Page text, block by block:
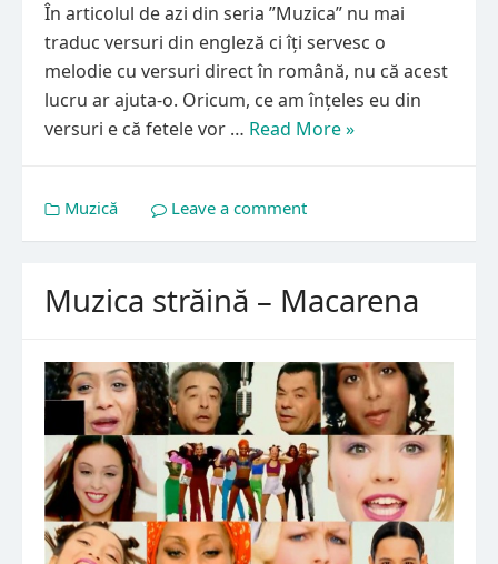
În articolul de azi din seria ”Muzica” nu mai
traduc versuri din engleză ci îți servesc o
melodie cu versuri direct în română, nu că acest
lucru ar ajuta-o. Oricum, ce am înțeles eu din
versuri e că fetele vor … Read More »
Muzică Leave a comment
Muzica străină – Macarena